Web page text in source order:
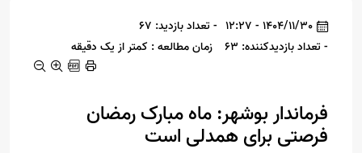
1404/11/30 - 12:27
- تعداد بازدید: 67
- تعداد بازدیدکننده: 63
زمان مطالعه : کمتر از یک دقیقه
فرماندار بوشهر: ماه مبارک رمضان
فرصتی برای همدلی است